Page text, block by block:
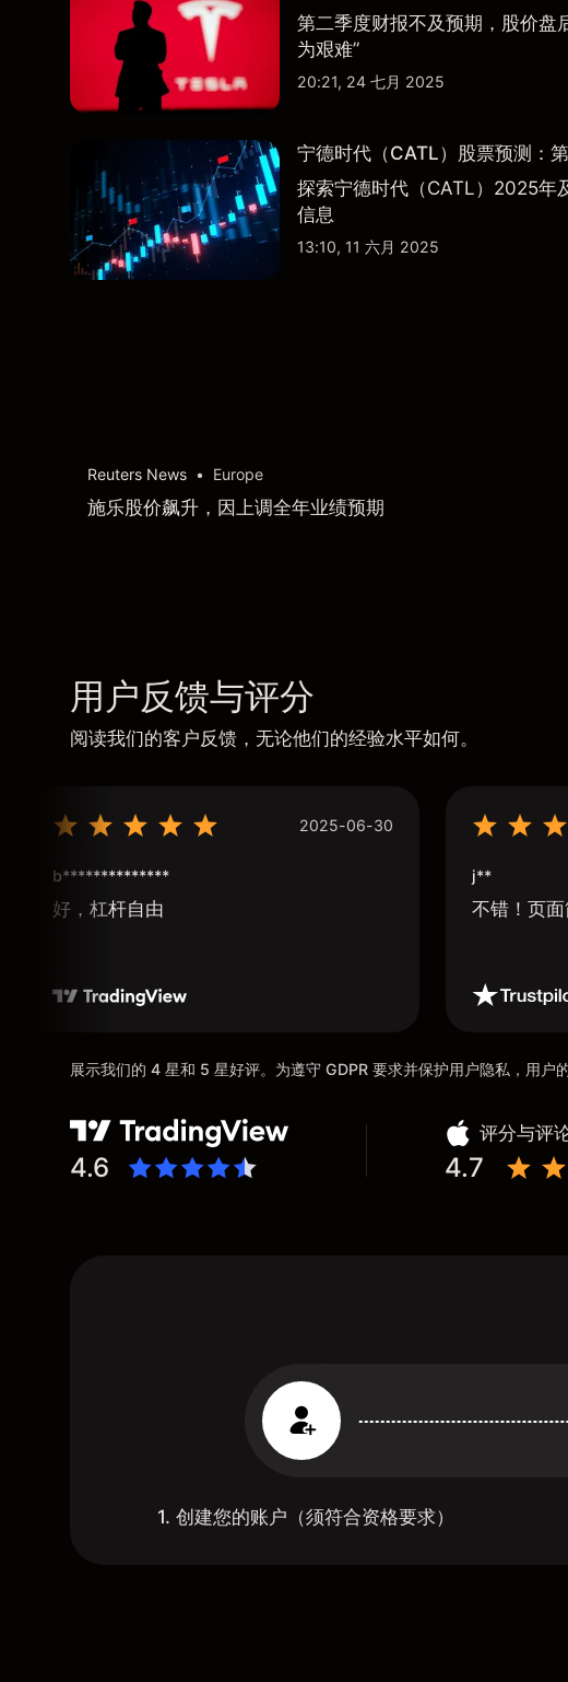
第二季度财报不及预期，股价盘
为艰难”
20:21, 24 七月 2025
宁德时代（CATL）股票预测：
探索宁德时代（CATL）2025年
信息
13:10, 11 六月 2025
Reuters News • Europe
施乐股价飙升，因上调全年业绩预期
用户反馈与评分
阅读我们的客户反馈，无论他们的经验水平如何。
2025-06-30
b**************
好，杠杆自由
j**
不错！页
展示我们的 4 星和 5 星好评。为遵守 GDPR 要求并保护用户隐私，用户
4.6
评分与评
4.7
1. 创建您的账户（须符合资格要求）